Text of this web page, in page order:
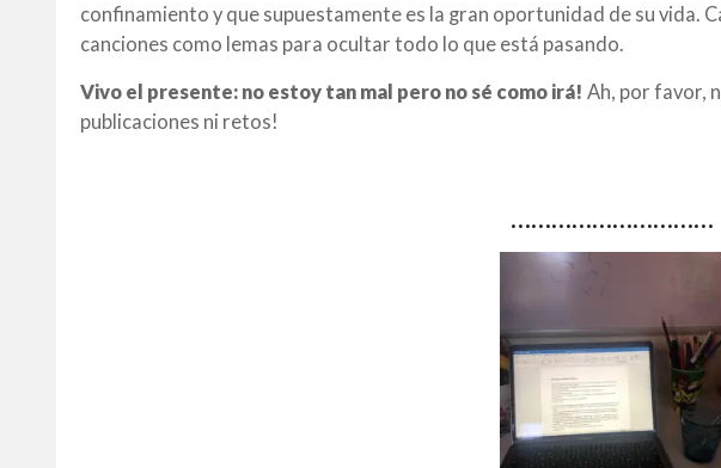
confinamiento y que supuestamente es la gran oportunidad de su vida.
canciones como lemas para ocultar todo lo que está pasando.
Vivo el presente: no estoy tan mal pero no sé como irá! Ah, por favor,
publicaciones ni retos!
…………………………